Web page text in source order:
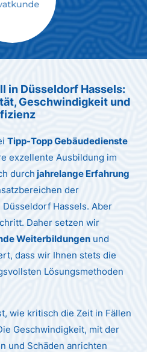
in Düsseldorf Hassels:
Geschwindigkeit und
Tipp-Topp Gebäudedienste
exzellente Ausbildung im
durch jahrelange Erfahrung
der
Hassels. Aber
Daher setzen wir
Weiterbildungen und
dass wir Ihnen stets die
Lösungsmethoden
wie kritisch die Zeit in Fällen
Geschwindigkeit, mit der
und Schäden anrichten